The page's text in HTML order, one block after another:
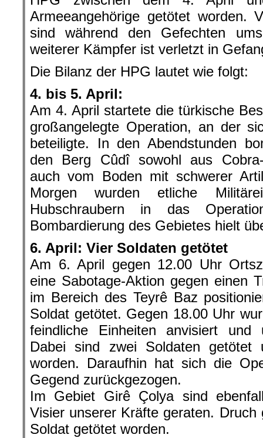
Armeeangehörige getötet worden.
sind während den Gefechten
weiterer Kämpfer ist verletzt in
Die Bilanz der HPG lautet wie folgt:
4. bis 5. April:
Am 4. April startete die türkische
großangelegte Operation, an der
beteiligte. In den Abendstunden
den Berg Cûdî sowohl aus Cobra-
auch vom Boden mit schwerer
Morgen wurden etliche
Hubschraubern in das
Bombardierung des Gebietes hielt
6. April: Vier Soldaten getötet
Am 6. April gegen 12.00 Uhr
eine Sabotage-Aktion gegen einen
im Bereich des Teyrê Baz
Soldat getötet. Gegen 18.00 Uhr
feindliche Einheiten anvisiert und
Dabei sind zwei Soldaten getötet
worden. Daraufhin hat sich die
Gegend zurückgezogen.
Im Gebiet Girê Çolya sind
Visier unserer Kräfte geraten.
Soldat getötet worden.